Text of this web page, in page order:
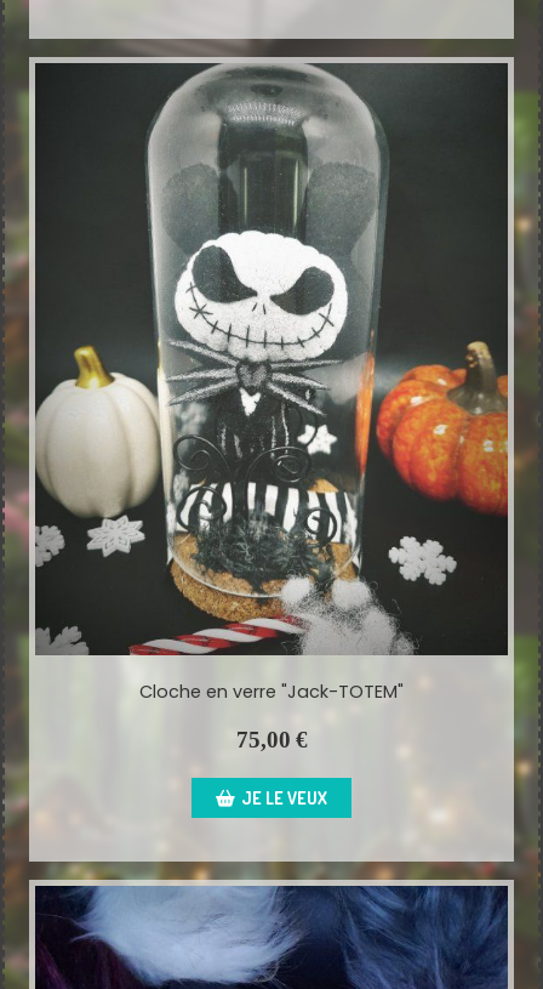
Cloche en verre "Jack-TOTEM"
75,00 €
JE LE VEUX